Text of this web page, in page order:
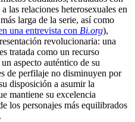
las relaciones heterosexuales en
larga de la serie, así como
una entrevista con Bi.org),
revolucionaria: una
tratada como un recurso
aspecto auténtico de su
de perfilaje no disminuyen por
disposición a asumir la
mantiene su excelencia
los personajes más equilibrados
.